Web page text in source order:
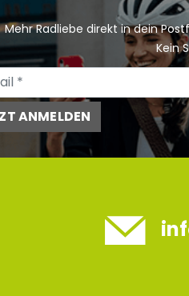
Mehr Radliebe direkt in dein
Kein
ANMELDEN